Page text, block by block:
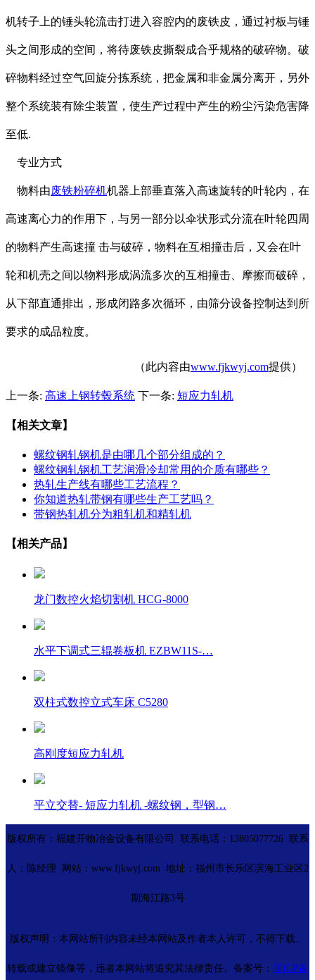
机转子上的锤头轮流击打进入容腔内的废铁皮，通过衬板与锤
头之间形成的空间，将待废铁皮撕裂成合乎规格的破碎物。破
碎物料经过空气回旋分拣系统，把金属和非金属分离开，另外
整个系统装有除尘装置，使生产过程中产生的粉尘污染危害降
至低.
专业方式
物料由废铁粉碎机机器上部垂直落入高速旋转的叶轮内，在
高速离心力的作用下，与另一部分以伞状形式分流在叶轮四周
的物料产生高速撞 击与破碎，物料在互相撞击后，又会在叶
轮和机壳之间以物料形成涡流多次的互相撞击、摩擦而破碎，
从下部直通排出，形成闭路多次循环，由筛分设备控制达到所
要求的成品粒度。
（此内容由www.fjkwyj.com提供）
上一条: 高速上钢转毂系统 下一条: 短应力轧机
【相关文章】
螺纹钢轧钢机是由哪几个部分组成的？
螺纹钢轧钢机工艺润滑冷却常用的介质有哪些？
热轧生产线有哪些工艺流程？
你知道热轧带钢有哪些生产工艺吗？
带钢热轧机分为粗轧机和精轧机
【相关产品】
龙门数控火焰切割机 HCG-8000
水平下调式三辊卷板机 EZBW11S-…
双柱式数控立式车床 C5280
高刚度短应力轧机
平立交替- 短应力轧机 -螺纹钢，型钢…
版权所有：福建开物冶金设备有限公司 联系电话：13805077726 联系
人：陈经理 网站：www.fjkwyj.com 地址：福州市长乐区滨海工业区2
期海江路3号
版权声明：本网站所刊内容未经本网站及作者本人许可，不得下载、
转载或建立镜像等，违者本网站将追究其法律责任。备案号： 闽ICP备